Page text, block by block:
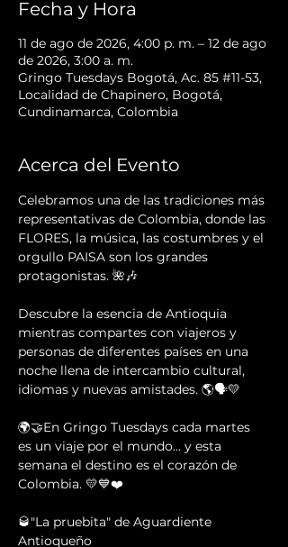
Fecha y Hora
11 de ago de 2026, 4:00 p. m. – 12 de ago
de 2026, 3:00 a. m.
Gringo Tuesdays Bogotá, Ac. 85 #11-53,
Localidad de Chapinero, Bogotá,
Cundinamarca, Colombia
Acerca del Evento
Celebramos una de las tradiciones más
representativas de Colombia, donde las
FLORES, la música, las costumbres y el
orgullo PAISA son los grandes
protagonistas. 🌺🎶
Descubre la esencia de Antioquia
mientras compartes con viajeros y
personas de diferentes países en una
noche llena de intercambio cultural,
idiomas y nuevas amistades. 🌎🗣️💛
🌍🤝En Gringo Tuesdays cada martes
es un viaje por el mundo... y esta
semana el destino es el corazón de
Colombia. 💛💙❤️
🥃"La pruebita" de Aguardiente
Antioqueño